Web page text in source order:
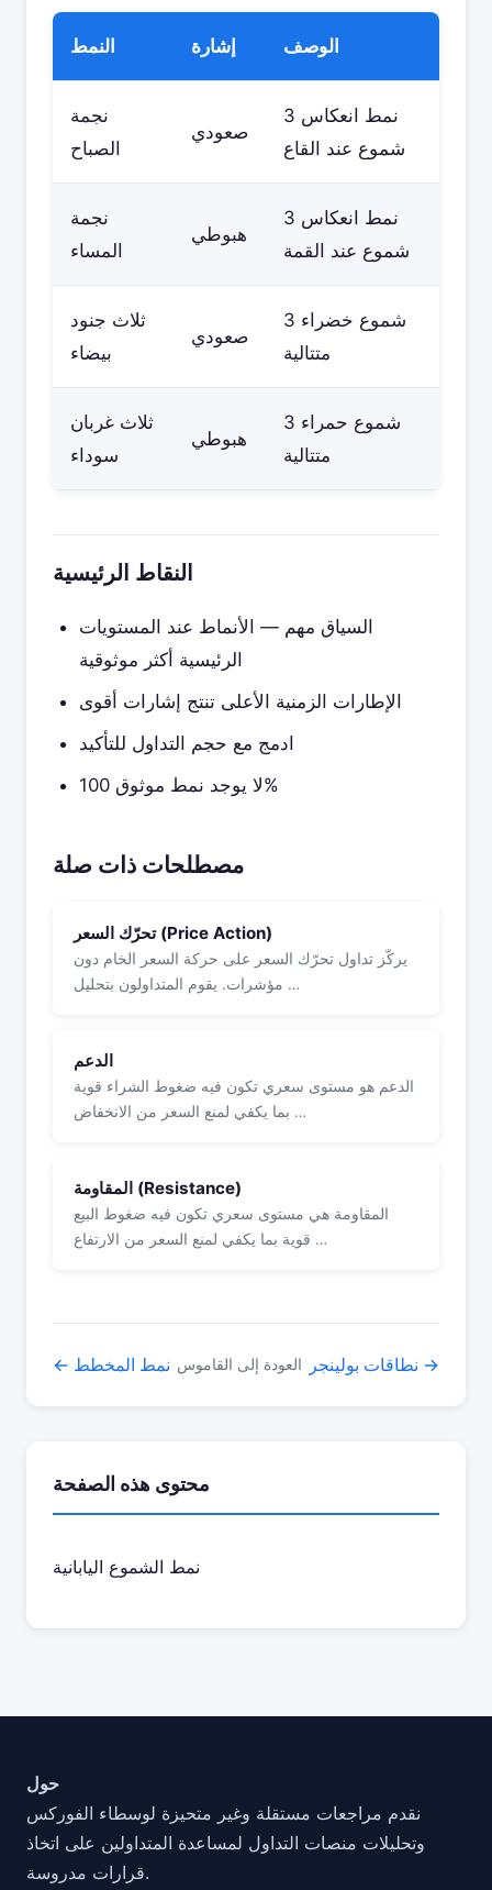
النمط إشارة الوصف
نجمة
الصباح
صعودي
نمط انعكاس 3
شموع عند القاع
نجمة
المساء
هبوطي
نمط انعكاس 3
شموع عند القمة
ثلاث جنود
بيضاء
صعودي
3 شموع خضراء
متتالية
ثلاث غربان
سوداء
هبوطي
3 شموع حمراء
متتالية
النقاط الرئيسية
السياق مهم — الأنماط عند المستويات
الرئيسية أكثر موثوقية
الإطارات الزمنية الأعلى تنتج إشارات أقوى
ادمج مع حجم التداول للتأكيد
لا يوجد نمط موثوق 100%
مصطلحات ذات صلة
تحرّك السعر (Price Action)
يركّز تداول تحرّك السعر على حركة السعر الخام دون
مؤشرات. يقوم المتداولون بتحليل …
الدعم
الدعم هو مستوى سعري تكون فيه ضغوط الشراء قوية
بما يكفي لمنع السعر من الانخفاض …
المقاومة (Resistance)
المقاومة هي مستوى سعري تكون فيه ضغوط البيع
قوية بما يكفي لمنع السعر من الارتفاع …
← نمط المخطط العودة إلى القاموس نطاقات بولينجر →
محتوى هذه الصفحة
نمط الشموع اليابانية
حول
نقدم مراجعات مستقلة وغير متحيزة لوسطاء الفوركس
وتحليلات منصات التداول لمساعدة المتداولين على اتخاذ
قرارات مدروسة.